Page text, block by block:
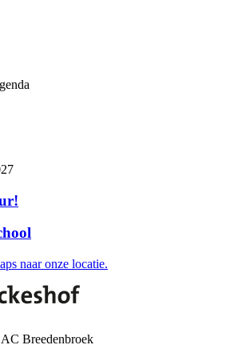
naar onze locatie.
Breedenbroek